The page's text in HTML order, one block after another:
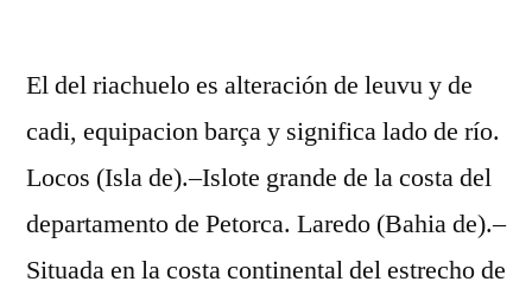
El del riachuelo es alteración de leuvu y de
cadi, equipacion barça y significa lado de río.
Locos (Isla de).–Islote grande de la costa del
departamento de Petorca. Laredo (Bahia de).–
Situada en la costa continental del estrecho de